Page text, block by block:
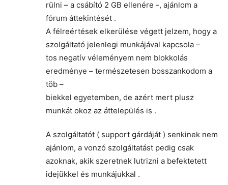
rülni – a csábító 2 GB ellenére -, ajánlom a
fórum áttekintését .
A félreértések elkerülése végett jelzem, hogy a
szolgáltató jelenlegi munkájával kapcsola –
tos negatív véleményem nem blokkolás
eredménye – természetesen bosszankodom a
töb –
biekkel egyetemben, de azért mert plusz
munkát okoz az áttelepülés is .
A szolgáltatót ( support gárdáját ) senkinek nem
ajánlom, a vonzó szolgáltatást pedig csak
azoknak, akik szeretnek lutrizni a befektetett
idejükkel és munkájukkal .